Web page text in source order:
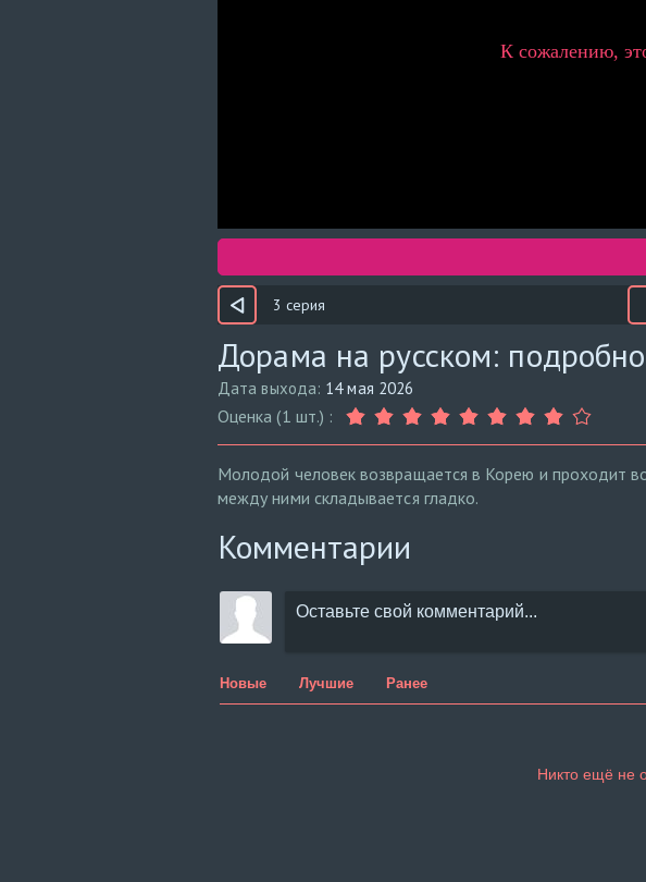
3 серия
Дорама на русском:
Дата выхода: 14 мая 2026
Оценка (1 шт.) :
Молодой человек возвращается в Корею и проходит
между ними складывается гладко.
Комментарии
Новые Лучшие Ранее